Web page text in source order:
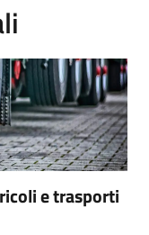
e trasporti